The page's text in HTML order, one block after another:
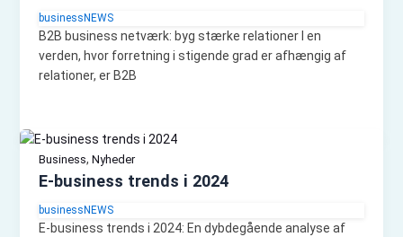
businessNEWS
B2B business netværk: byg stærke relationer I en
verden, hvor forretning i stigende grad er afhængig af
relationer, er B2B
Business, Nyheder
E-business trends i 2024
businessNEWS
E-business trends i 2024: En dybdegående analyse af